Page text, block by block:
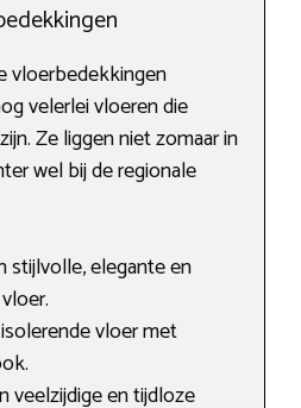
vloerbedekkingen
velerlei vloeren die
Ze liggen niet zomaar in
wel bij de regionale
stijlvolle, elegante en
vloer met
veelzijdige en tijdloze